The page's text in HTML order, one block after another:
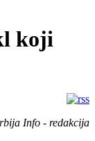
koji
Info - redakcija